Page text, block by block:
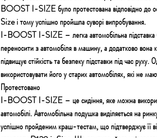
BOOST I-SIZE було протестована відповідно до
Size і тому успішно пройшла суворі випробування.
I-BOOST I-SIZE – легка автомобільна підставка
переносити з автомобіля в машину, а додатково
підвищує стійкість та безпеку підставки під час
використовувати його у старих автомобілях, які не
Протестовано
I-BOOST I-SIZE – це сидіння, яке можна
автомобілі. Автомобільна подушка виділяється на
успішно пройденим краш-тестам, що підтверджує її